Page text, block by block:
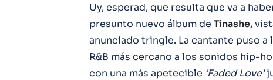
Uy, esperad, que resulta que va a
presunto nuevo álbum de Tinashe,
anunciado tringle. La cantante puso a
R&B más cercano a los sonidos hip-
con una más apetecible ‘Faded Love’